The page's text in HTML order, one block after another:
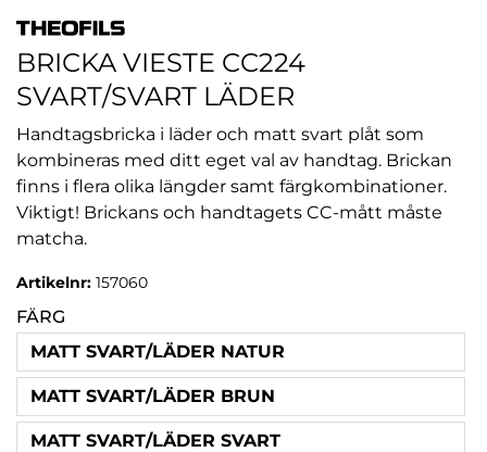
BRICKA VIESTE CC224
SVART/SVART LÄDER
Handtagsbricka i läder och matt svart plåt som
kombineras med ditt eget val av handtag. Brickan
finns i flera olika längder samt färgkombinationer.
Viktigt! Brickans och handtagets CC-mått måste
matcha.
Artikelnr: 157060
FÄRG
MATT SVART/LÄDER NATUR
MATT SVART/LÄDER BRUN
MATT SVART/LÄDER SVART